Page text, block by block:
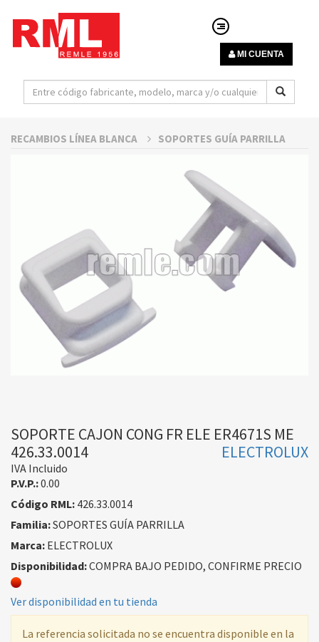
MI CUENTA
RECAMBIOS LÍNEA BLANCA SOPORTES GUÍA PARRILLA
SOPORTE CAJON CONG FR ELE ER4671S ME
426.33.0014
ELECTROLUX
IVA Incluido
P.V.P.:0.00
Código RML: 426.33.0014
Familia:SOPORTES GUÍA PARRILLA
Marca: ELECTROLUX
Disponibilidad:COMPRA BAJO PEDIDO, CONFIRME PRECIO
Ver disponibilidad en tu tienda
La referencia solicitada no se encuentra disponible en la